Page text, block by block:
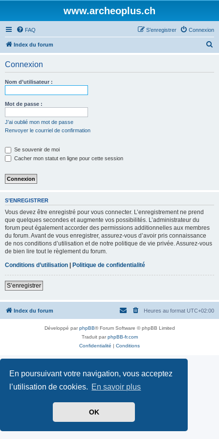
En poursuivant votre navigation, vous acceptez
l’utilisation de cookies. En savoir plus
OK
www.archeoplus.ch
FAQ Connexion
S’enregistrer
Index du forum
Connexion
Nom d’utilisateur :
Mot de passe :
J’ai oublié mon mot de passe
Renvoyer le courriel de confirmation
Se souvenir de moi
Cacher mon statut en ligne pour cette session
S’ENREGISTRER
Vous devez être enregistré pour vous connecter. L’enregistrement ne prend
que quelques secondes et augmente vos possibilités. L’administrateur du
forum peut également accorder des permissions additionnelles aux membres
du forum. Avant de vous enregistrer, assurez-vous d’avoir pris connaissance
de nos conditions d’utilisation et de notre politique de vie privée. Assurez-vous
de bien lire tout le règlement du forum.
Conditions d’utilisation | Politique de confidentialité
S’enregistrer
Index du forum Heures au format UTC+02:00
Développé parphpBB® Forum Software © phpBB Limited
Traduit parphpBB-fr.com
Confidentialité | Conditions